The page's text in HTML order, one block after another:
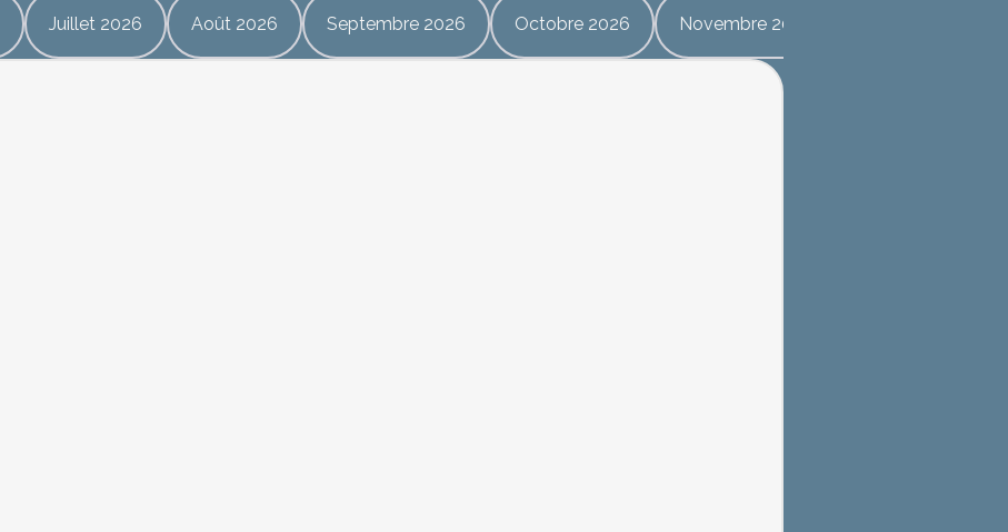
Juillet 2026 Août 2026 Septembre 2026 Octobre 2026 Novembre 2026